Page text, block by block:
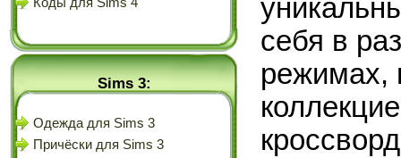
Sims 3:
Одежда для Sims 3
Причёски для Sims 3
себя в
режимах,